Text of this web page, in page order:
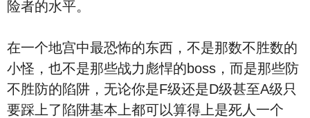
险者的水平。
在一个地宫中最恐怖的东西，不是那数不胜数的
小怪，也不是那些战力彪悍的boss，而是那些防
不胜防的陷阱，无论你是F级还是D级甚至A级只
要踩上了陷阱基本上都可以算得上是死人一个